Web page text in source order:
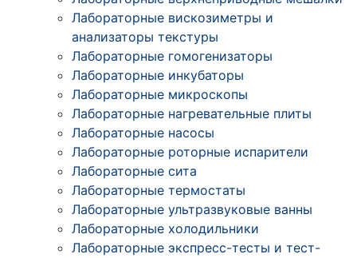
Лабораторные вискозиметры и
анализаторы текстуры
Лабораторные гомогенизаторы
Лабораторные инкубаторы
Лабораторные микроскопы
Лабораторные нагревательные плиты
Лабораторные насосы
Лабораторные роторные испарители
Лабораторные сита
Лабораторные термостаты
Лабораторные ультразвуковые ванны
Лабораторные холодильники
Лабораторные экспресс-тесты и тест-